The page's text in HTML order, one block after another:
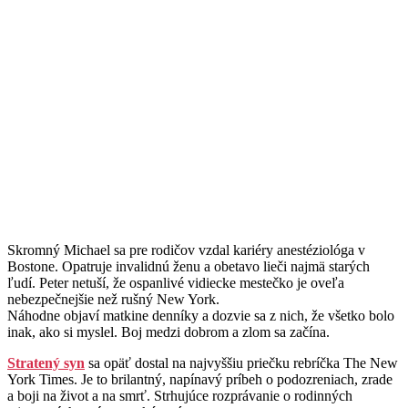
Skromný Michael sa pre rodičov vzdal kariéry anestéziológa v
Bostone. Opatruje invalidnú ženu a obetavo lieči najmä starých
ľudí. Peter netuší, že ospanlivé vidiecke mestečko je oveľa
nebezpečnejšie než rušný New York.
Náhodne objaví matkine denníky a dozvie sa z nich, že všetko bolo
inak, ako si myslel. Boj medzi dobrom a zlom sa začína.
Stratený syn sa opäť dostal na najvyššiu priečku rebríčka The New
York Times. Je to brilantný, napínavý príbeh o podozreniach, zrade
a boji na život a na smrť. Strhujúce rozprávanie o rodinných